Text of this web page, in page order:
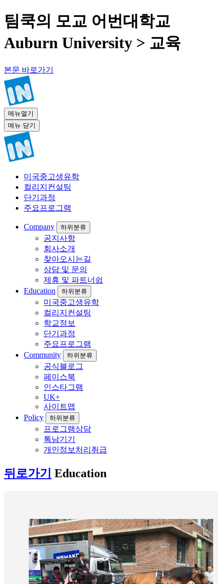
팀쿡의 모교 어번대학교
Auburn University > 교육
본문 바로가기
메뉴열기
메뉴 닫기
미국중고생유학
컬리지컨설팅
단기과정
주요프로그램
Company 하위분류
공지사항
회사소개
찾아오시는길
상담 및 문의
제휴 및 파트너쉽
Education
하위분류
미국중고생유학
컬리지컨설팅
학교정보
단기과정
주요프로그램
Community
하위분류
공식블로그
페이스북
인스타그램
UK+
사이트맵
Policy
하위분류
프로그램상담
톡남기기
개인정보처리취급
뒤로가기 Education